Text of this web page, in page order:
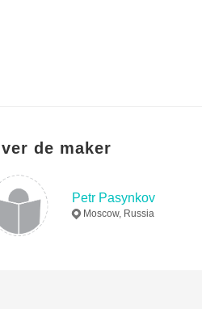
de maker
Petr Pasynkov
Moscow, Russia